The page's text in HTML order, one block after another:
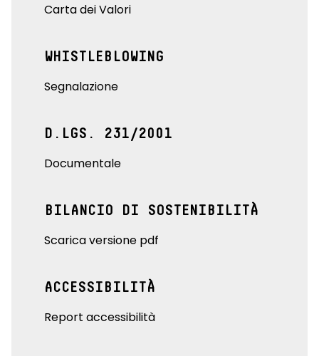
Carta dei Valori
WHISTLEBLOWING
Segnalazione
D.LGS. 231/2001
Documentale
BILANCIO DI SOSTENIBILITÀ
Scarica versione pdf
ACCESSIBILITÀ
Report accessibilità